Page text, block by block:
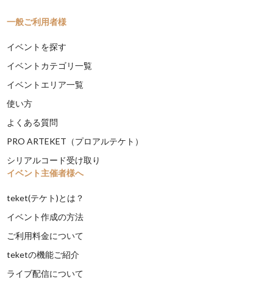
一般ご利用者様
イベントを探す
イベントカテゴリ一覧
イベントエリア一覧
使い方
よくある質問
PRO ARTEKET（プロアルテケト）
シリアルコード受け取り
イベント主催者様へ
teket(テケト)とは？
イベント作成の方法
ご利用料金について
teketの機能ご紹介
ライブ配信について